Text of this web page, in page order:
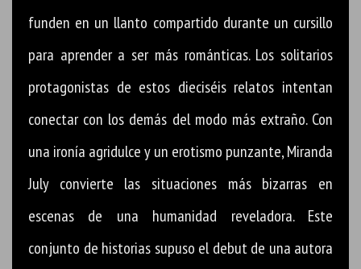
funden en un llanto compartido durante un cursillo
para aprender a ser más románticas. Los solitarios
protagonistas de estos dieciséis relatos intentan
conectar con los demás del modo más extraño. Con
una ironía agridulce y un erotismo punzante, Miranda
July convierte las situaciones más bizarras en
escenas de una humanidad reveladora. Este
conjunto de historias supuso el debut de una autora